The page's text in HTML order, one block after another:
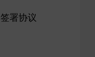
签署协议